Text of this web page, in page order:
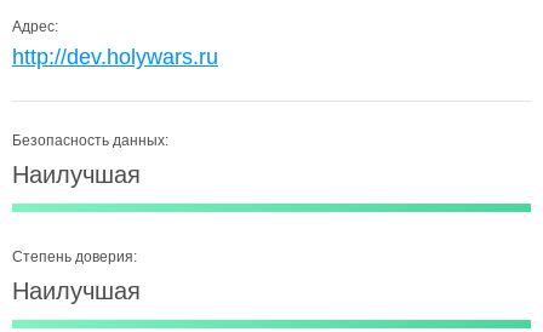
Адрес:
http://dev.holywars.ru
Безопасность данных:
Наилучшая
Степень доверия:
Наилучшая